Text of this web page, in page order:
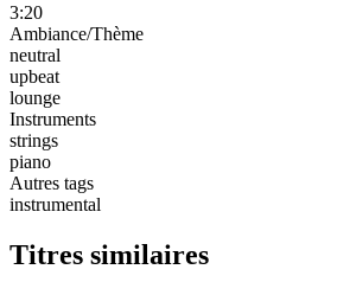
3:20
Ambiance/Thème
neutral
upbeat
lounge
Instruments
strings
piano
Autres tags
instrumental
Titres similaires